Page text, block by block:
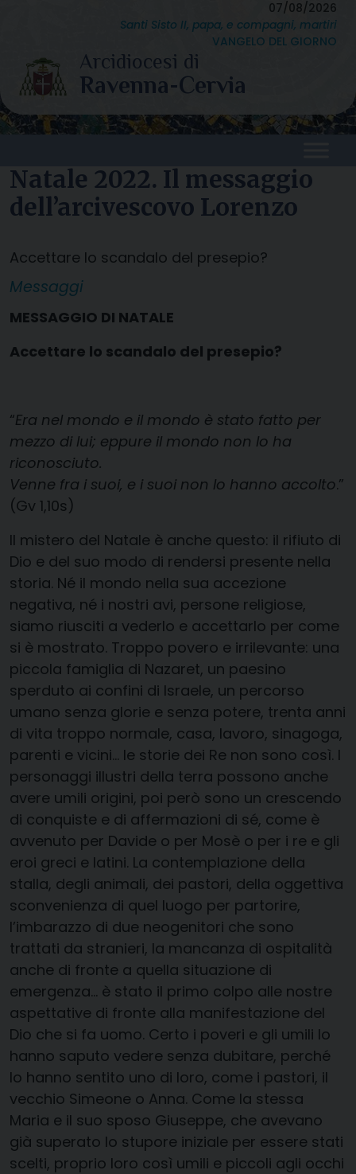
content
07/08/2026
Santi Sisto II, papa, e compagni, martiri
VANGELO DEL GIORNO
Natale 2022. Il messaggio
dell’arcivescovo Lorenzo
Accettare lo scandalo del presepio?
Messaggi
MESSAGGIO DI NATALE
Accettare lo scandalo del presepio?
“Era nel mondo e il mondo è stato fatto per
mezzo di lui; eppure il mondo non lo ha
riconosciuto.
Venne fra i suoi, e i suoi non lo hanno accolto.”
(Gv 1,10s)
Il mistero del Natale è anche questo: il rifiuto di
Dio e del suo modo di rendersi presente nella
storia. Né il mondo nella sua accezione
negativa, né i nostri avi, persone religiose,
siamo riusciti a vederlo e accettarlo per come
si è mostrato. Troppo povero e irrilevante: una
piccola famiglia di Nazaret, un paesino
sperduto ai confini di Israele, un percorso
umano senza glorie e senza potere, trenta anni
di vita troppo normale, casa, lavoro, sinagoga,
parenti e vicini… le storie dei Re non sono così. I
personaggi illustri della terra possono anche
avere umili origini, poi però sono un crescendo
di conquiste e di affermazioni di sé, come è
avvenuto per Davide o per Mosè o per i re e gli
eroi greci e latini. La contemplazione della
stalla, degli animali, dei pastori, della oggettiva
sconvenienza di quel luogo per partorire,
l’imbarazzo di due neogenitori che sono
trattati da stranieri, la mancanza di ospitalità
anche di fronte a quella situazione di
emergenza… è stato il primo colpo alle nostre
aspettative di fronte alla manifestazione del
Dio che si fa uomo. Certo i poveri e gli umili lo
hanno saputo vedere senza dubitare, perché
lo hanno sentito uno di loro, come i pastori, il
vecchio Simeone o Anna. Come la stessa
Maria e il suo sposo Giuseppe, che avevano
già superato lo stupore iniziale per essere stati
scelti, proprio loro così umili e piccoli agli occhi